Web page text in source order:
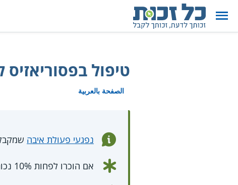
טיפול
الصفحة بالعربية
נפגעי פעולת איבה
אם הוכרו לפחות 10% נכות על פסוריאזיס הזכאות כוללת 28 ימי טיפולים בים המלח בכל שנה